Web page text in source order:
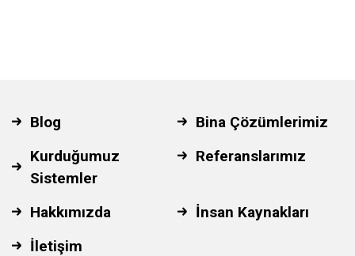
Blog
Bina Çözümlerimiz
Kurduğumuz
Sistemler
Referanslarımız
Hakkımızda
İnsan Kaynakları
İletişim